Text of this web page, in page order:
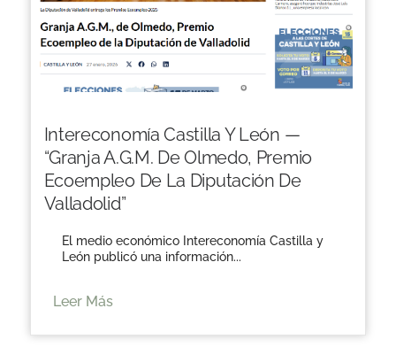
Intereconomía Castilla Y León —
“Granja A.G.M. De Olmedo, Premio
Ecoempleo De La Diputación De
Valladolid”
El medio económico Intereconomía Castilla y
León publicó una información...
Leer Más